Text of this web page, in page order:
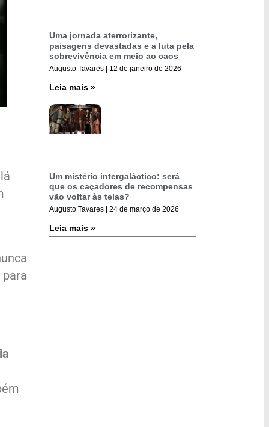
Uma jornada aterrorizante,
paisagens devastadas e a luta pela
sobrevivência em meio ao caos
Augusto Tavares 12 de janeiro de 2026
Leia mais »
Um mistério intergaláctico: será
que os caçadores de recompensas
vão voltar às telas?
Augusto Tavares 24 de março de 2026
Leia mais »